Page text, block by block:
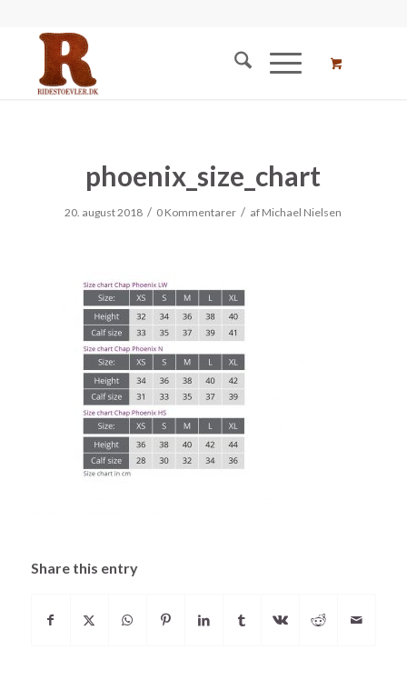
phoenix_size_chart
20. august 2018 / 0 Kommentarer / af Michael Nielsen
Share this entry